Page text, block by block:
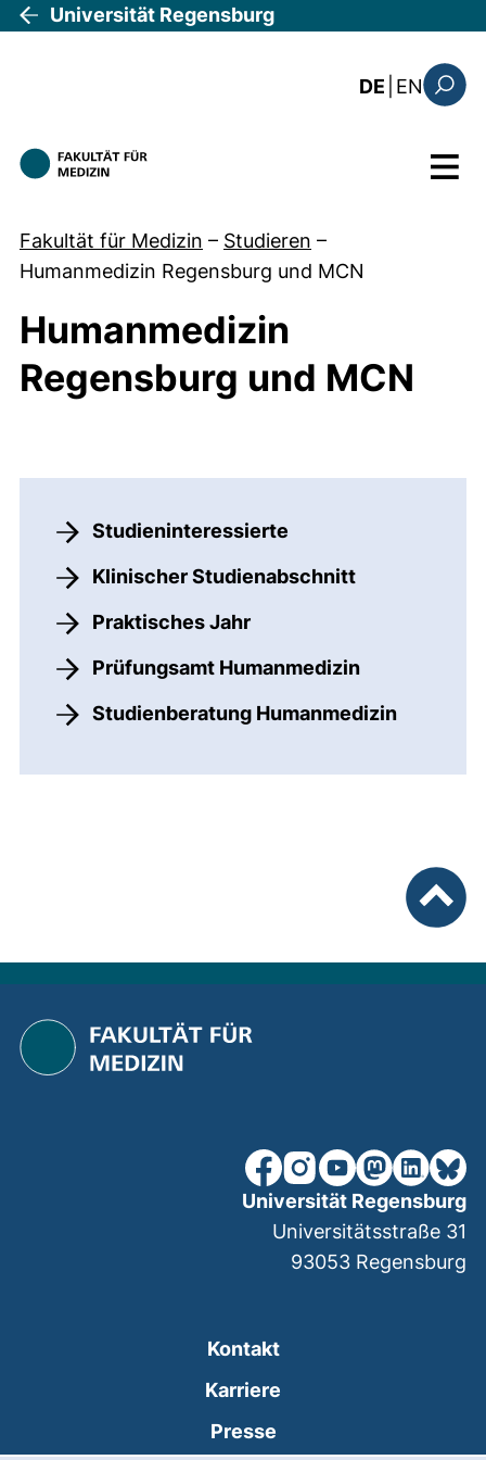
Direkt zum Inhalt
Universität Regensburg
DE EN: the
Menü
Fakultät für Medizin – Studieren –
Humanmedizin Regensburg und MCN
Humanmedizin
Regensburg und MCN
Studieninteressierte
Klinischer Studienabschnitt
Praktisches Jahr
Prüfungsamt Humanmedizin
Studienberatung Humanmedizin
unsere Facebook-Seite
unsere Instagram-
unsere YouTube-
unsereunsere
Kontakt
Karriere
Presse
Universität Regensburg
Universitätsstraße 31
93053 Regensburg